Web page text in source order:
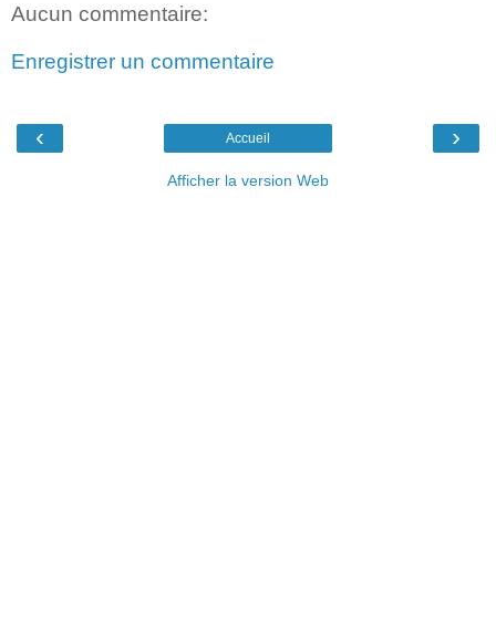
Aucun commentaire:
Enregistrer un commentaire
‹ ›
Accueil
Afficher la version Web